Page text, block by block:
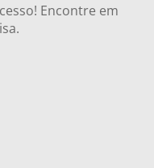
Encontre em